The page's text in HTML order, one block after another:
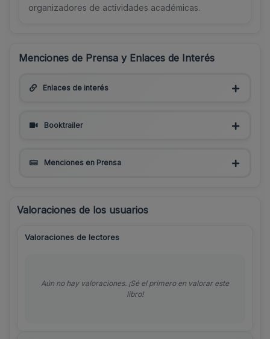
organizadores de actividades académicas.
Menciones de Prensa y Enlaces de Interés
Enlaces de interés
Booktrailer
Menciones en Prensa
Valoraciones de los usuarios
Valoraciones de lectores
Aún no hay valoraciones. ¡Sé el primero en valorar este
libro!